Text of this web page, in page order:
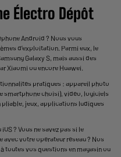
Électro Dépôt
Android ? Nous vous
d’exploitation. Parmi eux, le
Galaxy S, mais aussi des
Xiaomi ou encore Huawei.
pratiques : appareil photo
smartphone choisi), vidéo, logiciels
pliable, jeux, applications ludiques
? Vous ne savez pas si le
votre opérateur réseau ? Nos
toutes vos questions en magasin ou